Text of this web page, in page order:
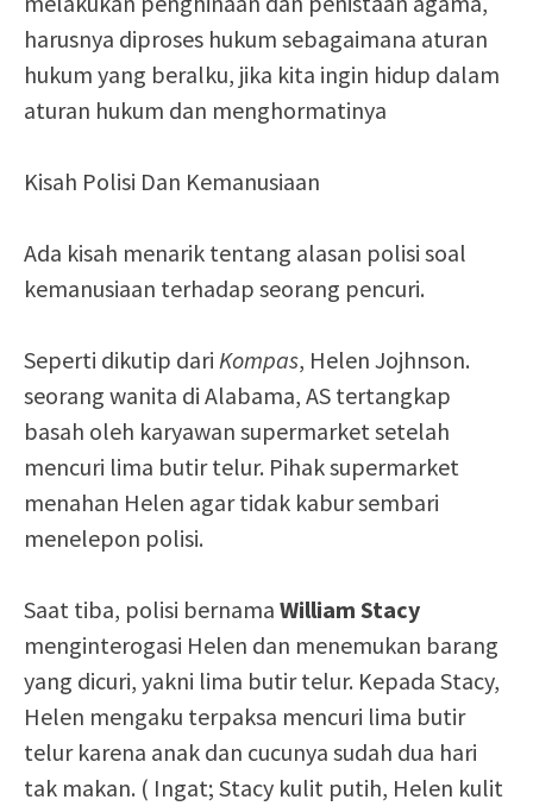
harusnya diproses hukum sebagaimana aturan
hukum yang beralku, jika kita ingin hidup dalam
aturan hukum dan menghormatinya
Kisah Polisi Dan Kemanusiaan
Ada kisah menarik tentang alasan polisi soal
kemanusiaan terhadap seorang pencuri.
Seperti dikutip dari Kompas, Helen Jojhnson.
seorang wanita di Alabama, AS tertangkap
basah oleh karyawan supermarket setelah
mencuri lima butir telur. Pihak supermarket
menahan Helen agar tidak kabur sembari
menelepon polisi.
Saat tiba, polisi bernama William Stacy
menginterogasi Helen dan menemukan barang
yang dicuri, yakni lima butir telur. Kepada Stacy,
Helen mengaku terpaksa mencuri lima butir
telur karena anak dan cucunya sudah dua hari
tak makan. ( Ingat; Stacy kulit putih, Helen kulit